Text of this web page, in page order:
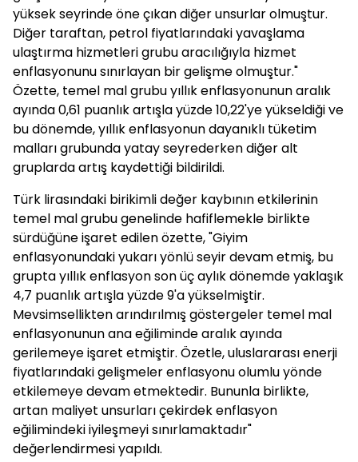
yüksek seyrinde öne çıkan diğer unsurlar olmuştur.
Diğer taraftan, petrol fiyatlarındaki yavaşlama
ulaştırma hizmetleri grubu aracılığıyla hizmet
enflasyonunu sınırlayan bir gelişme olmuştur."
Özette, temel mal grubu yıllık enflasyonunun aralık
ayında 0,61 puanlık artışla yüzde 10,22'ye yükseldiği ve
bu dönemde, yıllık enflasyonun dayanıklı tüketim
malları grubunda yatay seyrederken diğer alt
gruplarda artış kaydettiği bildirildi.
Türk lirasındaki birikimli değer kaybının etkilerinin
temel mal grubu genelinde hafiflemekle birlikte
sürdüğüne işaret edilen özette, "Giyim
enflasyonundaki yukarı yönlü seyir devam etmiş, bu
grupta yıllık enflasyon son üç aylık dönemde yaklaşık
4,7 puanlık artışla yüzde 9'a yükselmiştir.
Mevsimsellikten arındırılmış göstergeler temel mal
enflasyonunun ana eğiliminde aralık ayında
gerilemeye işaret etmiştir. Özetle, uluslararası enerji
fiyatlarındaki gelişmeler enflasyonu olumlu yönde
etkilemeye devam etmektedir. Bununla birlikte,
artan maliyet unsurları çekirdek enflasyon
eğilimindeki iyileşmeyi sınırlamaktadır"
değerlendirmesi yapıldı.